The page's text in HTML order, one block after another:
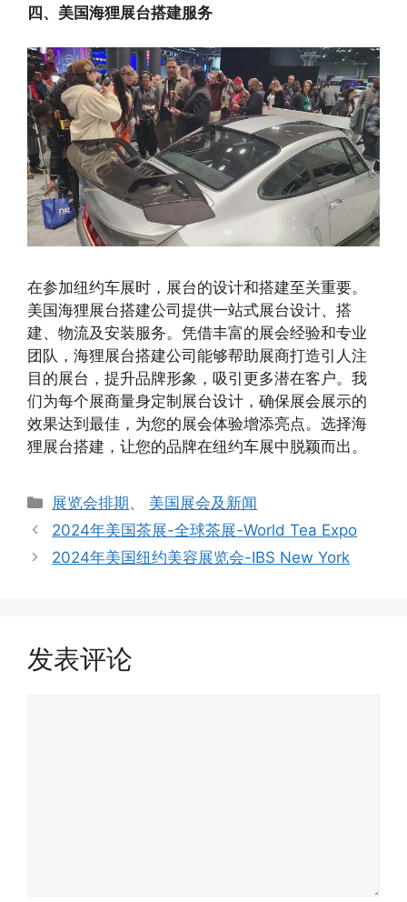
四、美国海狸展台搭建服务
在参加纽约车展时，展台的设计和搭建至关重要。
美国海狸展台搭建公司提供一站式展台设计、搭
建、物流及安装服务。凭借丰富的展会经验和专业
团队，海狸展台搭建公司能够帮助展商打造引人注
目的展台，提升品牌形象，吸引更多潜在客户。我
们为每个展商量身定制展台设计，确保展会展示的
效果达到最佳，为您的展会体验增添亮点。选择海
狸展台搭建，让您的品牌在纽约车展中脱颖而出。
分
类
展览会排期、 美国展会及新闻
2024年美国茶展-全球茶展-World Tea Expo
2024年美国纽约美容展览会-IBS New York
发表评论